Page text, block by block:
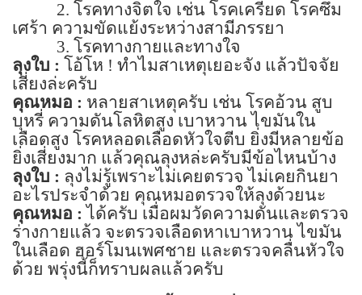
2. โรคทางจิตใจ เช่น โรคเครียด โรคซึม
เศร้า ความขัดแย้งระหว่างสามีภรรยา
3. โรคทางกายและทางใจ
ลุงใบ : โอ้โห ! ทำไมสาเหตุเยอะจัง แล้วปัจจัย
เสี่ยงล่ะครับ
คุณหมอ : หลายสาเหตุครับ เช่น โรคอ้วน สูบ
บุหรี่ ความดันโลหิตสูง เบาหวาน ไขมันใน
เลือดสูง โรคหลอดเลือดหัวใจตีบ ยิ่งมีหลายข้อ
ยิ่งเสี่ยงมาก แล้วคุณลุงหล่ะครับมีข้อไหนบ้าง
ลุงใบ : ลุงไม่รู้เพราะไม่เคยตรวจ ไม่เคยกินยา
อะไรประจำด้วย คุณหมอตรวจให้ลุงด้วยนะ
คุณหมอ :ได้ครับ เมื่อผมวัดความดันและตรวจ
ร่างกายแล้ว จะตรวจเลือดหาเบาหวาน ไขมัน
ในเลือด ฮอร์โมนเพศชาย และตรวจคลื่นหัวใจ
ด้วย พรุ่งนี้ก็ทราบผลแล้วครับ